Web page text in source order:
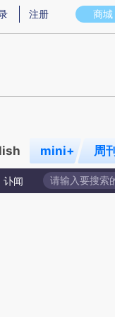
意图存在偏差。不代表财
商城
注册
mini+ 周刊
讣闻